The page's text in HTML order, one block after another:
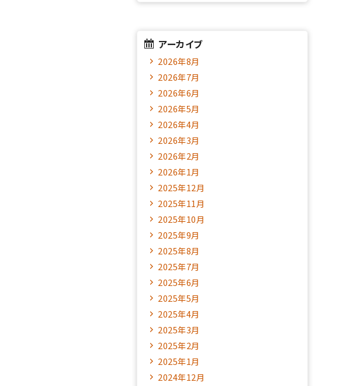
アーカイブ
2026年8月
2026年7月
2026年6月
2026年5月
2026年4月
2026年3月
2026年2月
2026年1月
2025年12月
2025年11月
2025年10月
2025年9月
2025年8月
2025年7月
2025年6月
2025年5月
2025年4月
2025年3月
2025年2月
2025年1月
2024年12月